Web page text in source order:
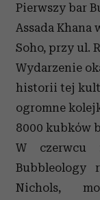
Pierwszy bar
Assada Khana
Soho, przy ul.
Wydarzenie
historii tej
ogromne
8000 kubków
W czerwcu
Bubbleology
Nichols,